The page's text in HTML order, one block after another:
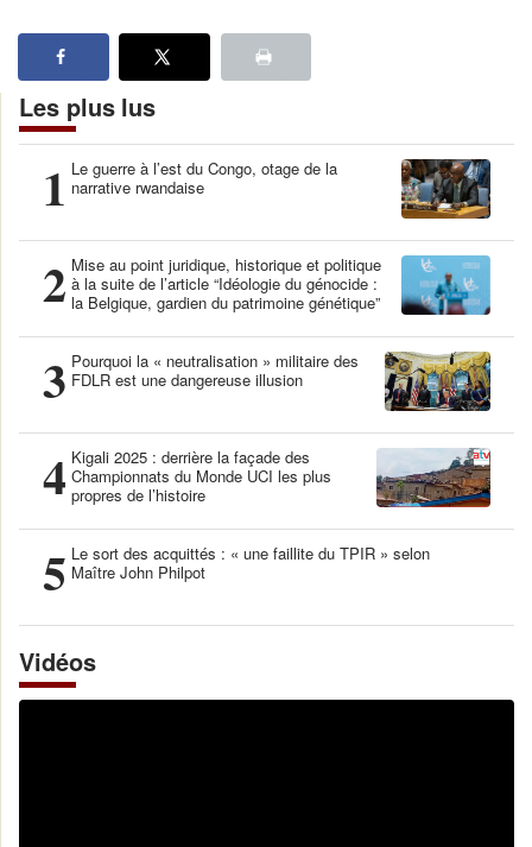
Les plus lus
1 Le guerre à l’est du Congo, otage de la
narrative rwandaise
2 Mise au point juridique, historique et politique
à la suite de l’article “Idéologie du génocide :
la Belgique, gardien du patrimoine génétique”
3 Pourquoi la « neutralisation » militaire des
FDLR est une dangereuse illusion
4 Kigali 2025 : derrière la façade des
Championnats du Monde UCI les plus
propres de l’histoire
5 Le sort des acquittés : « une faillite du TPIR » selon
Maître John Philpot
Vidéos